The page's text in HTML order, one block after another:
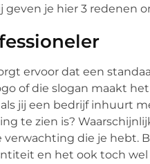
geven je hier 3 redenen
ervoor dat een
of die slogan maakt
als jij een bedrijf inhuurt
te zien is?
verwachting die je hebt.
en het ook toch